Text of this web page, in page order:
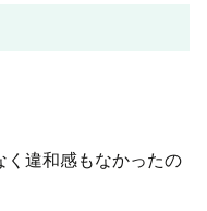
く違和感もなかったの